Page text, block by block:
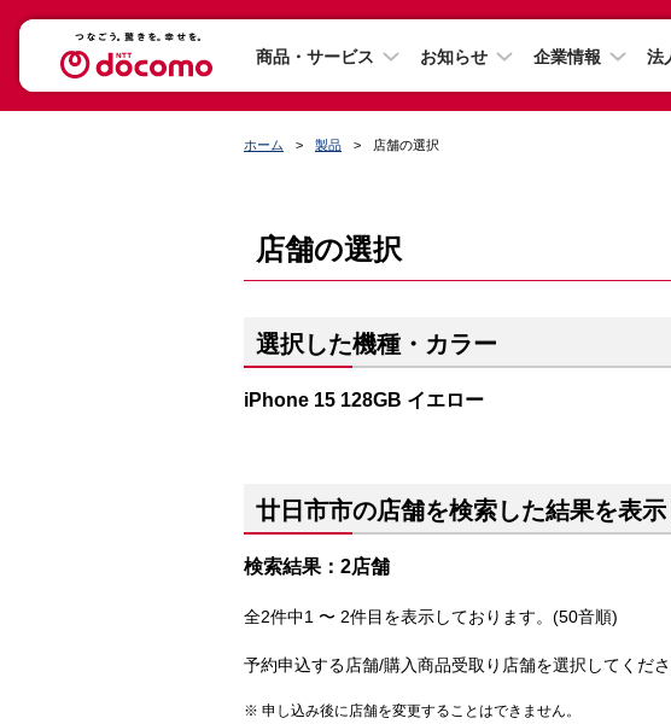
商品・サービス お知らせ 企業情報 法
ホーム 製品 店舗の選択
店舗の選択
選択した機種・カラー
iPhone 15 128GB イエロー
廿日市市の店舗を検索した結果を表
検索結果：2店舗
全2件中1 〜 2件目を表示しております。(50音順)
予約申込する店舗/購入商品受取り店舗を選択してくださ
申し込み後に店舗を変更することはできません。